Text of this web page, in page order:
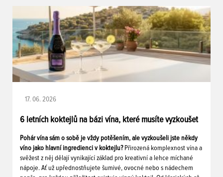
17. 06. 2026
6 letních koktejlů na bázi vína, které musíte vyzkoušet
Pohár vína sám o sobě je vždy potěšením, ale vyzkoušeli jste někdy
víno jako hlavní ingredienci v koktejlu? Přirozená komplexnost vína a
svěžest z něj dělají vynikající základ pro kreativní a lehce míchané
nápoje. Ať už upřednostňujete šumivé, ovocné nebo s nádechem